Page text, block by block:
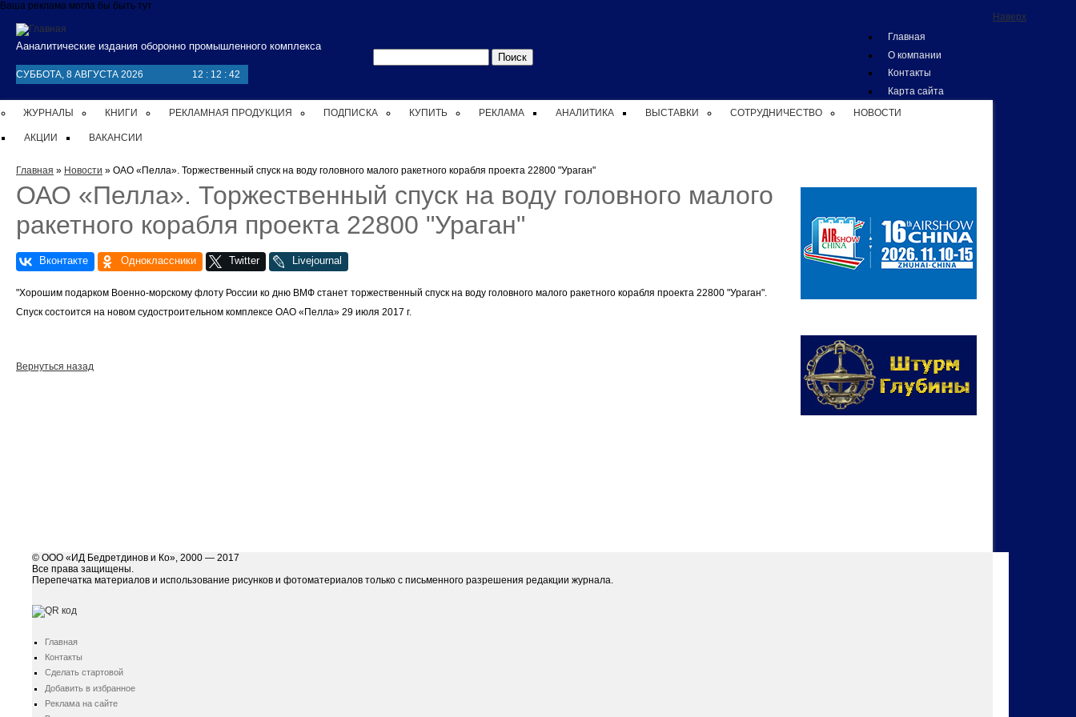
Перейти к основному содержанию
Ваша реклама могла бы быть тут
Ааналитические издания оборонно промышленного комплекса
Главная
О компании
Контакты
Карта сайта
Форма
поиска
СУББОТА, 8 АВГУСТА 2026
12 : 12 : 42
ЖУРНАЛЫ КНИГИ РЕКЛАМНАЯ ПРОДУКЦИЯ ПОДПИСКА КУПИТЬ РЕКЛАМА АНАЛИТИКА ВЫСТАВКИ СОТРУДНИЧЕСТВО НОВОСТИ
АКЦИИ ВАКАНСИИ
Вы здесь
Главная » Новости » ОАО «Пелла». Торжественный спуск на воду головного малого ракетного корабля проекта 22800 "Ураган"
ОАО «Пелла». Торжественный спуск на воду головного малого
ракетного корабля проекта 22800 "Ураган"
"Хорошим подарком Военно-морскому флоту России ко дню ВМФ станет торжественный спуск на воду головного малого ракетного корабля проекта 22800 "Ураган".
Спуск состоится на новом судостроительном комплексе ОАО «Пелла» 29 июля 2017 г.
Вернуться назад
© ООО «ИД Бедретдинов и Ко», 2000 — 2017
Все права защищены.
Перепечатка материалов и использование рисунков и фотоматериалов только с письменного разрешения редакции журнала.
Главная
Контакты
Сделать стартовой
Добавить в избранное
Реклама на сайте
Наверх